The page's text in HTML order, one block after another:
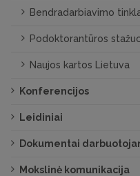
Bendradarbiavimo
Podoktorantūros
Naujos kartos Lietuva
Konferencijos
Leidiniai
Dokumentai
Mokslinė komunikacija